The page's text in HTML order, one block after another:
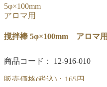
撹拌棒 5φ×100mm アロマ用
商品コード： 12-916-010
販売価格(税込)： 165円